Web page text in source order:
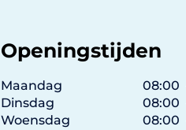
Openingstijden
Maandag 08:00
Dinsdag
08:00
Woensdag
08:00